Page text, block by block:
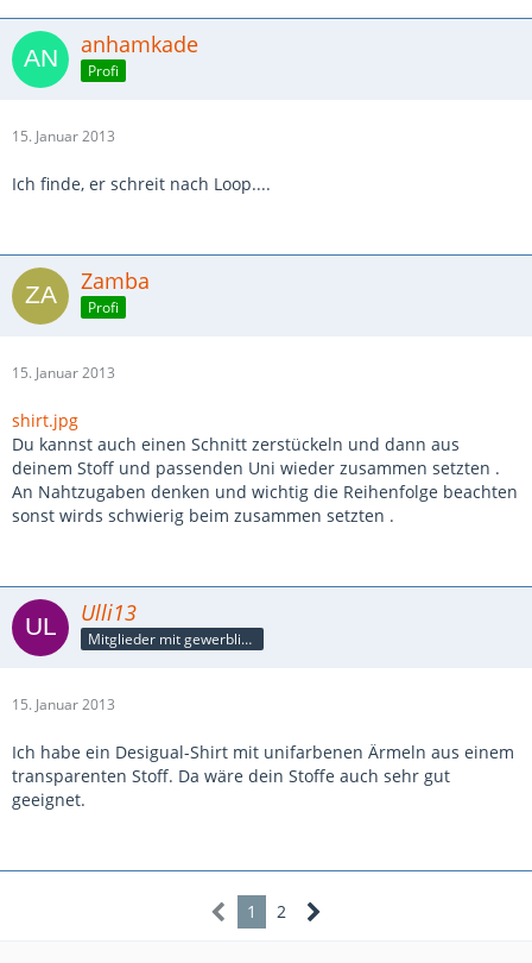
anhamkade
Profi
15. Januar 2013
Ich finde, er schreit nach Loop....
Zamba
Profi
15. Januar 2013
shirt.jpg
Du kannst auch einen Schnitt zerstückeln und dann aus
deinem Stoff und passenden Uni wieder zusammen setzten .
An Nahtzugaben denken und wichtig die Reihenfolge beachten
sonst wirds schwierig beim zusammen setzten .
Ulli13
Mitglieder mit gewerblicher Verbindung, auch als Mitarbeiter/in
15. Januar 2013
Ich habe ein Desigual-Shirt mit unifarbenen Ärmeln aus einem
transparenten Stoff. Da wäre dein Stoffe auch sehr gut
geeignet.
1 2